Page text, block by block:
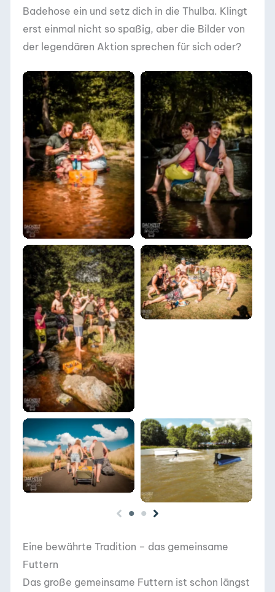
Badehose ein und setz dich in die Thulba. Klingt
erst einmal nicht so spaßig, aber die Bilder von
der legendären Aktion sprechen für sich oder?
DACHZELT POPUP
Thulba 2022
DACHZELT POPUP
Thulba 2022
DACHZELT POPUP
Thulba 2022
DACHZELT POPUP
Thulba 2022
DACHZELT POPUP
Thulba 2022
DACHZELT POPUP
Thulba 2022
Eine bewährte Tradition – das gemeinsame
Futtern
Das große gemeinsame Futtern ist schon längst